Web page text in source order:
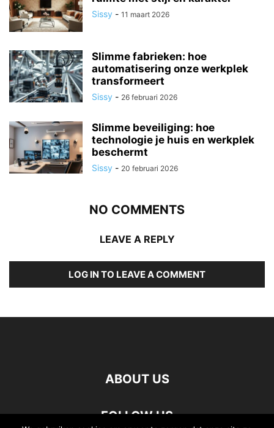
Sissy - 11 maart 2026
Slimme fabrieken: hoe
automatisering onze werkplek
transformeert
Sissy - 26 februari 2026
Slimme beveiliging: hoe
technologie je huis en werkplek
beschermt
Sissy - 20 februari 2026
NO COMMENTS
LEAVE A REPLY
LOG IN TO LEAVE A COMMENT
ABOUT US
FOLLOW US